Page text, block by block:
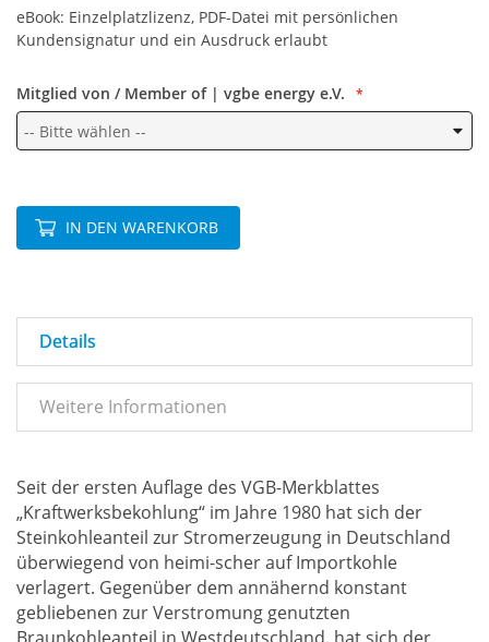
eBook: Einzelplatzlizenz, PDF-Datei mit persönlichen
Kundensignatur und ein Ausdruck erlaubt
Mitglied von / Member of | vgbe energy e.V.
IN DEN WARENKORB
Details
Weitere Informationen
Seit der ersten Auflage des VGB-Merkblattes
„Kraftwerksbekohlung“ im Jahre 1980 hat sich der
Steinkohleanteil zur Stromerzeugung in Deutschland
überwiegend von heimi-scher auf Importkohle
verlagert. Gegenüber dem annähernd konstant
gebliebenen zur Verstromung genutzten